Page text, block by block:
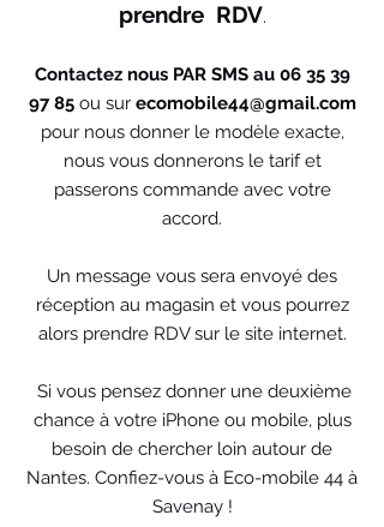
prendre RDV.
Contactez nous PAR SMS au 06 35 39
97 85 ou sur ecomobile44@gmail.com
pour nous donner le modèle exacte,
nous vous donnerons le tarif et
passerons commande avec votre
accord.
Un message vous sera envoyé des
réception au magasin et vous pourrez
alors prendre RDV sur le site internet.
Si vous pensez donner une deuxième
chance à votre iPhone ou mobile, plus
besoin de chercher loin autour de
Nantes. Confiez-vous à Eco-mobile 44 à
Savenay !